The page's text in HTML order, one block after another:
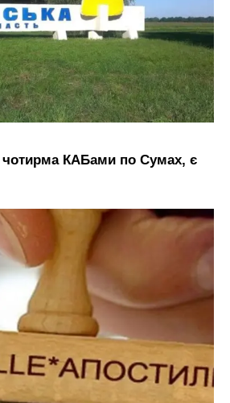
чотирма КАБами по Сумах, є